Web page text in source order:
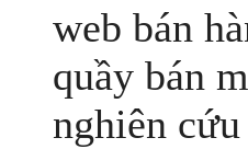
web bán
quầy bán
nghiên